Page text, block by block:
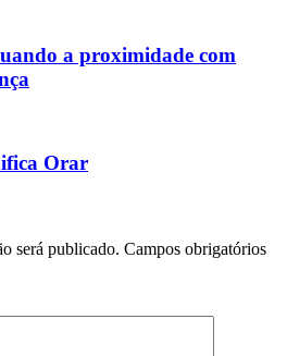
a proximidade com
Orar
será publicado. Campos obrigatórios